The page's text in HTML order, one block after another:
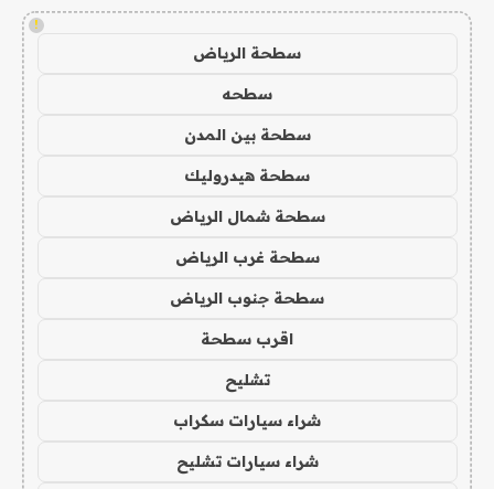
!
سطحة الرياض
سطحه
سطحة بين المدن
سطحة هيدروليك
سطحة شمال الرياض
سطحة غرب الرياض
سطحة جنوب الرياض
اقرب سطحة
تشليح
شراء سيارات سكراب
شراء سيارات تشليح